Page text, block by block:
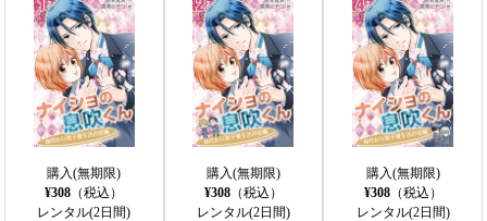
購入(無期限)
¥308 （税込）
レンタル(2日間)
購入(無期限)
¥308（税込）
レンタル(2日間)
購入(無期限)
¥308（税込）
レンタル(2日間)